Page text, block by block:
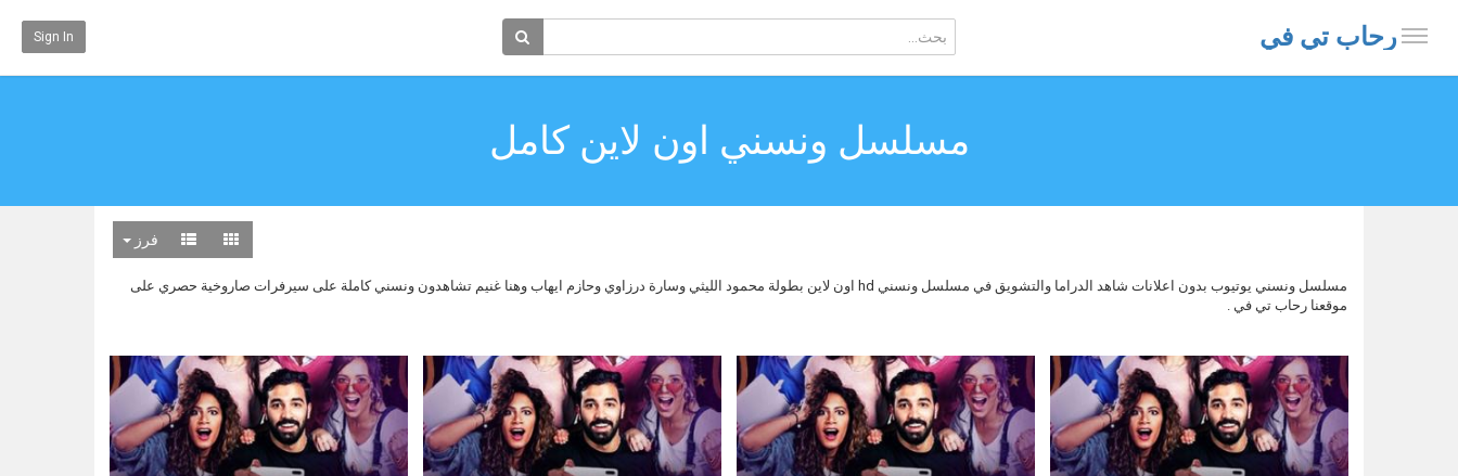
رحاب تي في Sign In
مسلسل ونسني اون لاين كامل
فرز
مسلسل ونسني يوتيوب بدون اعلانات شاهد الدراما والتشويق في مسلسل ونسني hd اون لاين بطولة محمود الليثي وسارة درزاوي وحازم ايهاب وهنا غنيم تشاهدون ونسني كاملة على سيرفرات صاروخية حصري على
موقعنا رحاب تي في .